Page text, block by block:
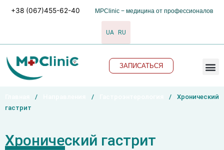
+38 (067)455-62-40 MPClinic − медицина от профессионалов
UA RU
ЗАПИСАТЬСЯ
/ /
/ Хронический
гастрит
Хронический гастрит